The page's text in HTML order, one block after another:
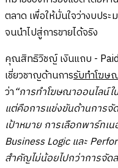
ตลาด เพื่อให้มั่นใจว่างบปร
จนนำไปสู่การขายได้จริง
คุณสิทธิวิชญ์ เงินแถบ -
เชี่ยวชาญด้านการรับทำโฆษ
ว่า“การทำโฆษณาออนไลน์
แต่คือการแข่งขันด้านการ
เป้าหมาย การเลือกพาร์ทเ
Business Logic และ
สำคัญไม่น้อยไปกว่าการจัด